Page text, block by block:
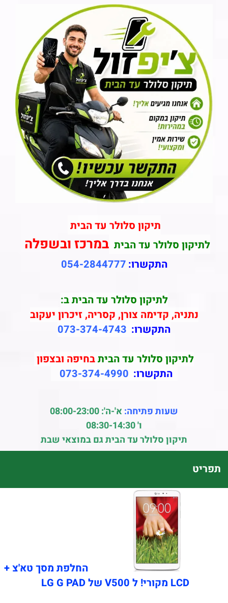
תיקון סלולר עד הבית
לתיקון סלולר עד הביתבמרכז ובשפלה
התקשרו: 054-2844777
לתיקון סלולר עד הבית ב:
נתניה, קדימה צורן, קסריה, זיכרון יעקוב
התקשרו: 073-374-4743
לתיקון סלולר עד הביתבחיפה ובצפון
התקשרו: 073-374-4990
שעות פתיחה:א'-ה': 08:00-23:00
ו' 08:30-14:30
תיקון סלולר עד הבית גם במוצאי שבת
תפריט
החלפת מסך טא'צ +
LCD מקורי! ל V500 של LG G PAD